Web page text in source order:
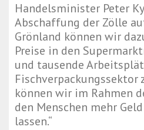
Handelsminister Peter
Abschaffung der Zölle
Grönland können wir
Preise in den
und tausende
Fischverpackungssektor
können wir im Rahmen
den Menschen mehr
lassen.“